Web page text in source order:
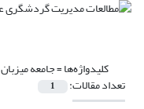
کلیدواژه‌ها =جامعه میزبان
تعداد مقالات: 1